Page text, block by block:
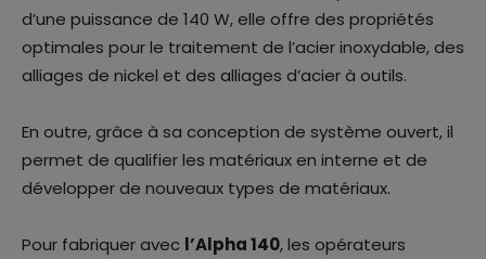
d’une puissance de 140 W, elle offre des propriétés
optimales pour le traitement de l’acier inoxydable, des
alliages de nickel et des alliages d’acier à outils.
En outre, grâce à sa conception de système ouvert, il
permet de qualifier les matériaux en interne et de
développer de nouveaux types de matériaux.
Pour fabriquer avec l’Alpha 140, les opérateurs